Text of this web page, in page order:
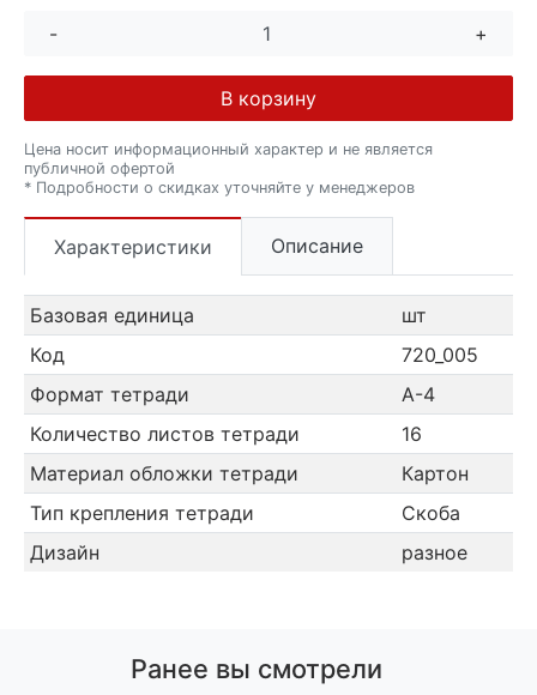
- +
В корзину
Цена носит информационный характер и не является
публичной офертой
* Подробности о скидках уточняйте у менеджеров
Характеристики Описание
Базовая единица
шт
Код
720_005
Формат тетради
А-4
Количество листов тетради
16
Материал обложки тетради
Картон
Тип крепления тетради
Скоба
Дизайн
разное
Ранее вы смотрели